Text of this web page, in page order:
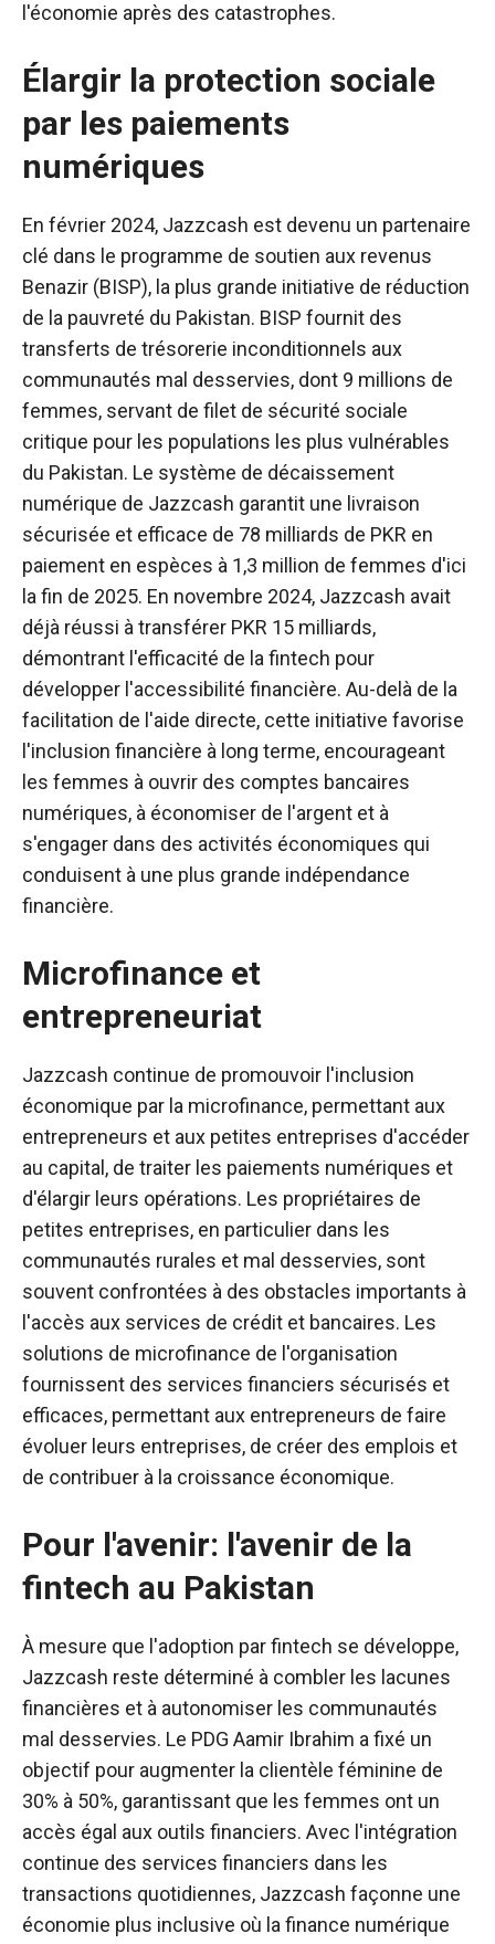
l'économie après des catastrophes.
Élargir la protection sociale
par les paiements
numériques
En février 2024, Jazzcash est devenu un partenaire
clé dans le programme de soutien aux revenus
Benazir (BISP), la plus grande initiative de réduction
de la pauvreté du Pakistan. BISP fournit des
transferts de trésorerie inconditionnels aux
communautés mal desservies, dont 9 millions de
femmes, servant de filet de sécurité sociale
critique pour les populations les plus vulnérables
du Pakistan. Le système de décaissement
numérique de Jazzcash garantit une livraison
sécurisée et efficace de 78 milliards de PKR en
paiement en espèces à 1,3 million de femmes d'ici
la fin de 2025. En novembre 2024, Jazzcash avait
déjà réussi à transférer PKR 15 milliards,
démontrant l'efficacité de la fintech pour
développer l'accessibilité financière. Au-delà de la
facilitation de l'aide directe, cette initiative favorise
l'inclusion financière à long terme, encourageant
les femmes à ouvrir des comptes bancaires
numériques, à économiser de l'argent et à
s'engager dans des activités économiques qui
conduisent à une plus grande indépendance
financière.
Microfinance et
entrepreneuriat
Jazzcash continue de promouvoir l'inclusion
économique par la microfinance, permettant aux
entrepreneurs et aux petites entreprises d'accéder
au capital, de traiter les paiements numériques et
d'élargir leurs opérations. Les propriétaires de
petites entreprises, en particulier dans les
communautés rurales et mal desservies, sont
souvent confrontées à des obstacles importants à
l'accès aux services de crédit et bancaires. Les
solutions de microfinance de l'organisation
fournissent des services financiers sécurisés et
efficaces, permettant aux entrepreneurs de faire
évoluer leurs entreprises, de créer des emplois et
de contribuer à la croissance économique.
Pour l'avenir: l'avenir de la
fintech au Pakistan
À mesure que l'adoption par fintech se développe,
Jazzcash reste déterminé à combler les lacunes
financières et à autonomiser les communautés
mal desservies. Le PDG Aamir Ibrahim a fixé un
objectif pour augmenter la clientèle féminine de
30% à 50%, garantissant que les femmes ont un
accès égal aux outils financiers. Avec l'intégration
continue des services financiers dans les
transactions quotidiennes, Jazzcash façonne une
économie plus inclusive où la finance numérique